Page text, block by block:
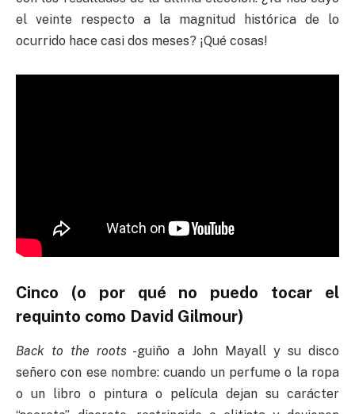
el veinte respecto a la magnitud histórica de lo
ocurrido hace casi dos meses? ¡Qué cosas!
Cinco (o por qué no puedo tocar el
requinto como David Gilmour)
Back to the roots -guiño a John Mayall y su disco
señero con ese nombre: cuando un perfume o la ropa
o un libro o pintura o película dejan su carácter